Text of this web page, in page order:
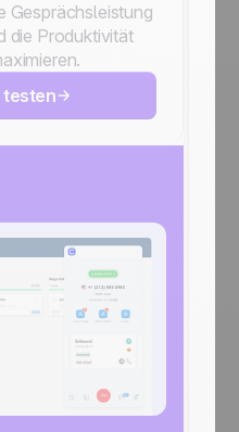
Gesprächsleistung
die Produktivität
testen